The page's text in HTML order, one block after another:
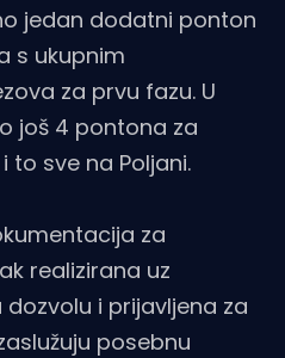
jedan dodatni ponton
s ukupnim
za prvu fazu. U
još 4 pontona za
to sve na Poljani.
za
realizirana uz
i prijavljena za
posebnu